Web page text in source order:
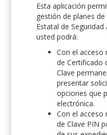
Esta aplicación
gestión de planes
Estatal de
usted podrá:
Con el acceso
de Certificado
Clave
presentar
opciones que
electrónica.
Con el acceso
de Clave PIN